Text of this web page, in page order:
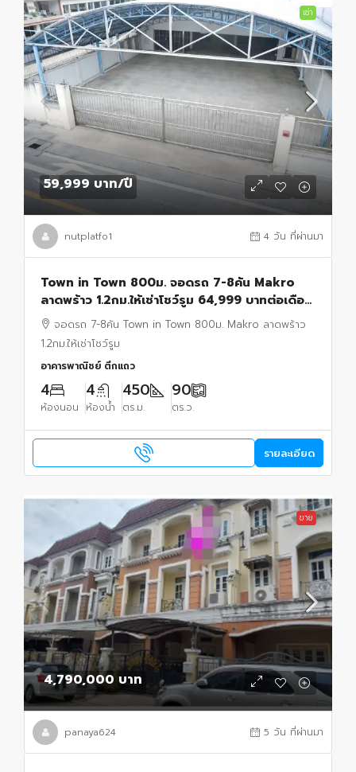
เช่า
59,999 บาท/ปี
nutplatfo1 4 วัน ที่ผ่านมา
Town in Town 800ม. จอดรถ 7-8คัน Makro
ลาดพร้าว 1.2กม.ให้เช่าโชว์รูม 64,999 บาทต่อเดือน
ออฟฟิศ 2ชั้น 450ตรม. ซอยลาดพร้าว90-9890
ตร.ว.
จอดรถ 7-8คัน Town in Town 800ม. Makro ลาดพร้าว
1.2กม.ให้เช่าโชว์รูม
อาคารพาณิชย์ ตึกแถว
4
ห้องนอน
4
ห้องน้ำ
450
ตร.ม.
90
ตร.ว.
รายละเอียด
ขาย
4,790,000 บาท
panaya624 5 วัน ที่ผ่านมา